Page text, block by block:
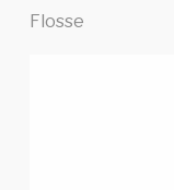
Flosse